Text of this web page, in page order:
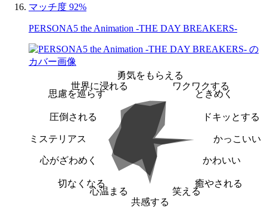
マッチ度 92%
PERSONA5 the Animation -THE DAY BREAKERS-
勇気をもらえる
ワクワクする
ときめく
ドキッとする
かっこいい
かわいい
癒やされる
笑える
共感する
心温まる
切なくなる
心がざわめく
ミステリアス
圧倒される
思慮を巡らす
世界に浸れる